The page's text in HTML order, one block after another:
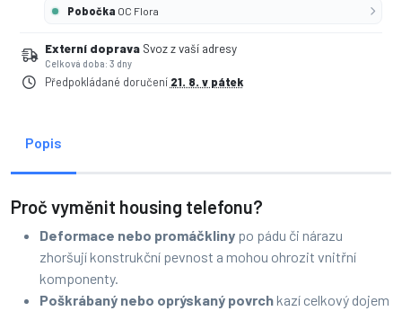
Pobočka OC Flora
Externí doprava Svoz z vaší adresy
Celková doba: 3 dny
Předpokládané doručení 21. 8. v pátek
Popis
Proč vyměnit housing telefonu?
Deformace nebo promáčkliny po pádu či nárazu
zhoršují konstrukční pevnost a mohou ohrozit vnitřní
komponenty.
Poškrábaný nebo oprýskaný povrchkazí celkový dojem